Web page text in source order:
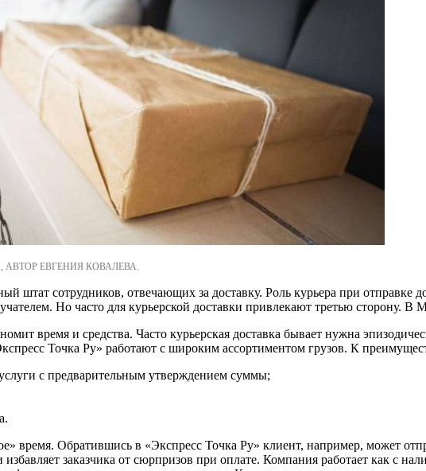
АВТОР ЕВГЕНИЯ КОВАЛЕВА.
штат сотрудников, отвечающих за доставку. Роль курьера при
Но часто для курьерской доставки привлекают третью сторону. В
время и средства. Часто курьерская доставка бывает нужна
Точка Ру» работают с широким ассортиментом грузов. К
с предварительным утверждением суммы;
время. Обратившись в «Экспресс Точка Ру» клиент, например, может
заказчика от сюрпризов при оплате. Компания работает как с